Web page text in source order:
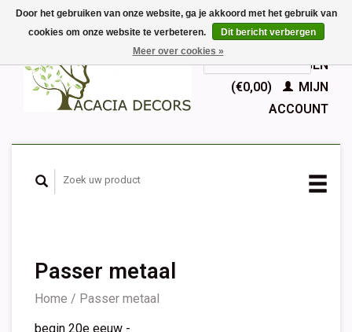
EUR
GBPNederlands
Deutsch
English
Français
WINKELWAGEN
(€0,00)
MIJN
ACCOUNT
Passer metaal
Home / Passer metaal
begin 20e eeuw -
Door het gebruiken van onze website, ga je akkoord met het gebruik van
cookies om onze website te verbeteren.
Dit bericht verbergen
Meer over cookies »